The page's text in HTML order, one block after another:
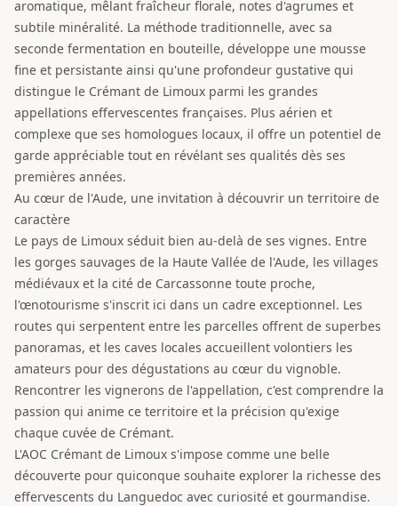
aromatique, mêlant fraîcheur florale, notes d'agrumes et
subtile minéralité. La méthode traditionnelle, avec sa
seconde fermentation en bouteille, développe une mousse
fine et persistante ainsi qu'une profondeur gustative qui
distingue le Crémant de Limoux parmi les grandes
appellations effervescentes françaises. Plus aérien et
complexe que ses homologues locaux, il offre un potentiel de
garde appréciable tout en révélant ses qualités dès ses
premières années.
Au cœur de l'Aude, une invitation à découvrir un territoire de
caractère
Le pays de Limoux séduit bien au-delà de ses vignes. Entre
les gorges sauvages de la Haute Vallée de l'Aude, les villages
médiévaux et la cité de Carcassonne toute proche,
l'œnotourisme s'inscrit ici dans un cadre exceptionnel. Les
routes qui serpentent entre les parcelles offrent de superbes
panoramas, et les caves locales accueillent volontiers les
amateurs pour des dégustations au cœur du vignoble.
Rencontrer les vignerons de l'appellation, c'est comprendre la
passion qui anime ce territoire et la précision qu'exige
chaque cuvée de Crémant.
L'AOC Crémant de Limoux s'impose comme une belle
découverte pour quiconque souhaite explorer la richesse des
effervescents du Languedoc avec curiosité et gourmandise.